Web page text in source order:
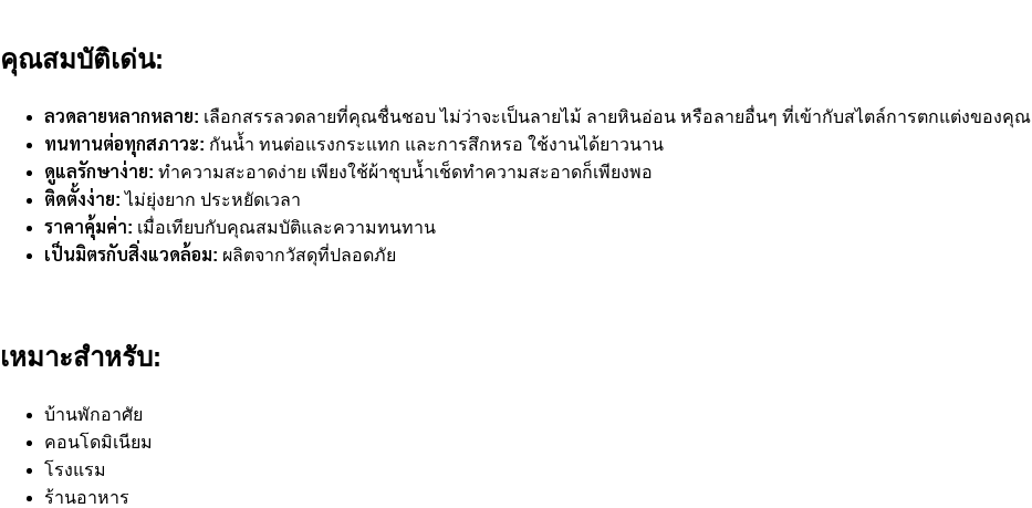
คุณสมบัติเด่น:
ลวดลายหลากหลาย: เลือกสรรลวดลายที่คุณชื่นชอบ ไม่ว่าจะเป็นลายไม้ ลายหินอ่อน หรือลายอื่นๆ ที่เข้ากับสไตล์การตกแต่งของคุณ
ทนทานต่อทุกสภาวะ: กันน้ำ ทนต่อแรงกระแทก และการสึกหรอ ใช้งานได้ยาวนาน
ดูแลรักษาง่าย: ทำความสะอาดง่าย เพียงใช้ผ้าชุบน้ำเช็ดทำความสะอาดก็เพียงพอ
ติดตั้งง่าย: ไม่ยุ่งยาก ประหยัดเวลา
ราคาคุ้มค่า: เมื่อเทียบกับคุณสมบัติและความทนทาน
เป็นมิตรกับสิ่งแวดล้อม: ผลิตจากวัสดุที่ปลอดภัย
เหมาะสำหรับ:
บ้านพักอาศัย
คอนโดมิเนียม
โรงแรม
ร้านอาหาร